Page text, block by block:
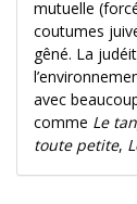
mutuelle
coutumes
gêné. La
avec
comme Le
toute petite,